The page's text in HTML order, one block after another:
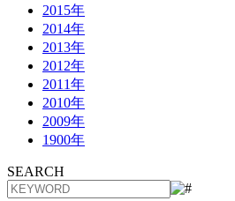
2015年
2014年
2013年
2012年
2011年
2010年
2009年
1900年
SEARCH